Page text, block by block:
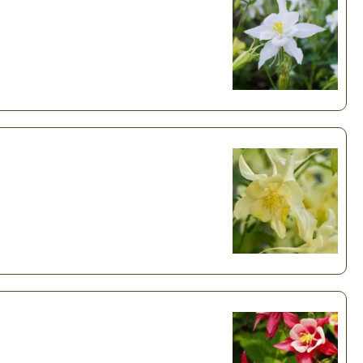
semis de printemps
& Graines Spéciales petit
Plantes d’intérieur pour ombre
Plantes tropicales d’intérieur